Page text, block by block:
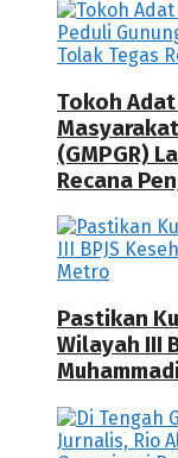
Tokoh
(GMPGR)
Recana
Pastikan
Wilayah III